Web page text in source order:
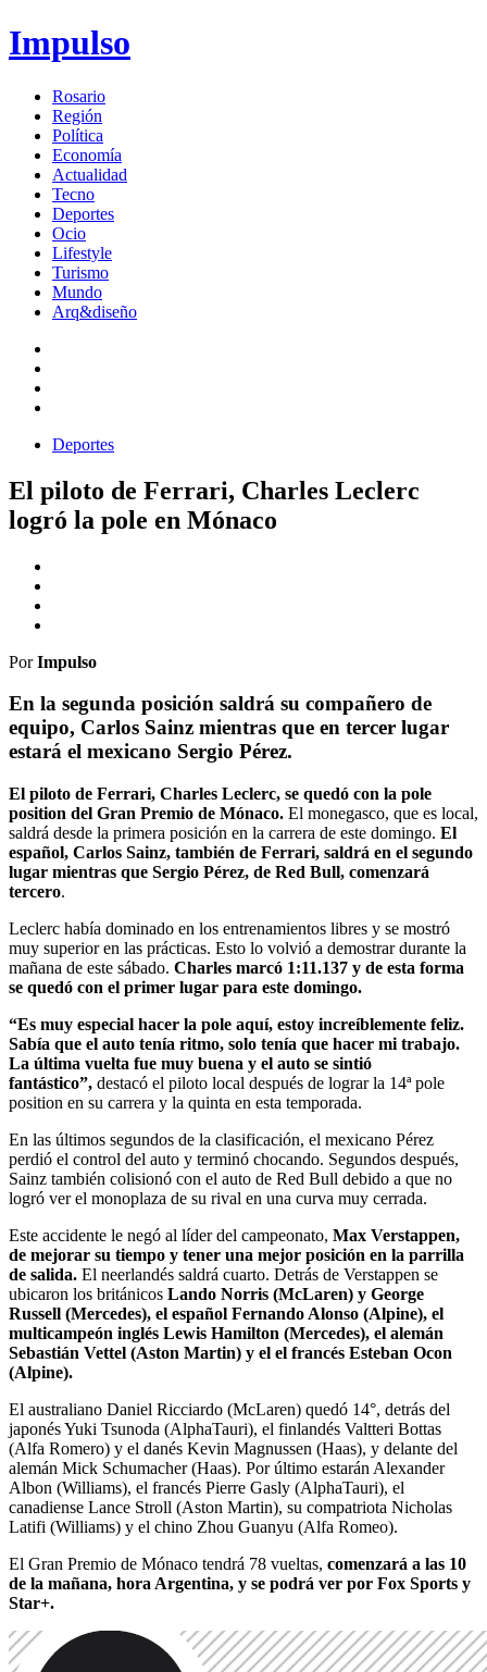
Impulso
Rosario
Región
Política
Economía
Actualidad
Tecno
Deportes
Ocio
Lifestyle
Turismo
Mundo
Arq&diseño
Deportes
El piloto de Ferrari, Charles Leclerc
logró la pole en Mónaco
PorImpulso
En la segunda posición saldrá su compañero de
equipo, Carlos Sainz mientras que en tercer lugar
estará el mexicano Sergio Pérez.
El piloto de Ferrari, Charles Leclerc, se quedó con la pole
position del Gran Premio de Mónaco. El monegasco, que es local,
saldrá desde la primera posición en la carrera de este domingo. El
español, Carlos Sainz, también de Ferrari, saldrá en el segundo
lugar mientras que Sergio Pérez, de Red Bull, comenzará
tercero.
Leclerc había dominado en los entrenamientos libres y se mostró
muy superior en las prácticas. Esto lo volvió a demostrar durante la
mañana de este sábado. Charles marcó 1:11.137 y de esta forma
se quedó con el primer lugar para este domingo.
“Es muy especial hacer la pole aquí, estoy increíblemente feliz.
Sabía que el auto tenía ritmo, solo tenía que hacer mi trabajo.
La última vuelta fue muy buena y el auto se sintió
fantástico”, destacó el piloto local después de lograr la 14ª pole
position en su carrera y la quinta en esta temporada.
En las últimos segundos de la clasificación, el mexicano Pérez
perdió el control del auto y terminó chocando. Segundos después,
Sainz también colisionó con el auto de Red Bull debido a que no
logró ver el monoplaza de su rival en una curva muy cerrada.
Este accidente le negó al líder del campeonato, Max Verstappen,
de mejorar su tiempo y tener una mejor posición en la parrilla
de salida. El neerlandés saldrá cuarto. Detrás de Verstappen se
ubicaron los británicos Lando Norris (McLaren) y George
Russell (Mercedes), el español Fernando Alonso (Alpine), el
multicampeón inglés Lewis Hamilton (Mercedes), el alemán
Sebastián Vettel (Aston Martin) y el el francés Esteban Ocon
(Alpine).
El australiano Daniel Ricciardo (McLaren) quedó 14°, detrás del
japonés Yuki Tsunoda (AlphaTauri), el finlandés Valtteri Bottas
(Alfa Romero) y el danés Kevin Magnussen (Haas), y delante del
alemán Mick Schumacher (Haas). Por último estarán Alexander
Albon (Williams), el francés Pierre Gasly (AlphaTauri), el
canadiense Lance Stroll (Aston Martin), su compatriota Nicholas
Latifi (Williams) y el chino Zhou Guanyu (Alfa Romeo).
El Gran Premio de Mónaco tendrá 78 vueltas, comenzará a las 10
de la mañana, hora Argentina, y se podrá ver por Fox Sports y
Star+.